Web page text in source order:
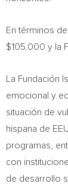
En términos
$105.000 y la
La Fundación
emocional y
situación de
hispana de
programas,
con
de desarrollo